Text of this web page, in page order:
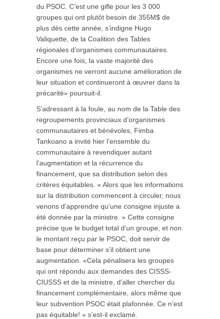
du PSOC. C’est une gifle pour les 3 000
groupes qui ont plutôt besoin de 355M$ de
plus dès cette année, s’indigne Hugo
Valiquette, de la Coalition des Tables
régionales d’organismes communautaires.
Encore une fois, la vaste majorité des
organismes ne verront aucune amélioration de
leur situation et continueront à œuvrer dans la
précarité» poursuit-il.
S’adressant à la foule, au nom de la Table des
regroupements provinciaux d’organismes
communautaires et bénévoles, Fimba
Tankoano a invité hier l’ensemble du
communautaire à revendiquer autant
l’augmentation et la récurrence du
financement, que sa distribution selon des
critères équitables. « Alors que les informations
sur la distribution commencent à circuler, nous
venons d’apprendre qu’une consigne injuste a
été donnée par la ministre. » Cette consigne
précise que le budget total d’un groupe, et non
le montant reçu par le PSOC, doit servir de
base pour déterminer s’il obtient une
augmentation. «Cela pénalisera les groupes
qui ont répondu aux demandes des CISSS-
CIUSSS et de la ministre, d’aller chercher du
financement complémentaire, alors même que
leur subvention PSOC était plafonnée. Ce n’est
pas équitable! » s’est-il exclamé.